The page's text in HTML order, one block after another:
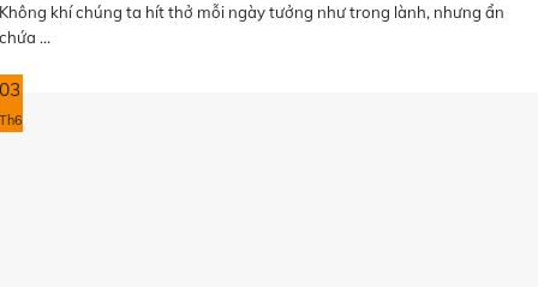
Không khí chúng ta hít thở mỗi ngày tưởng như trong lành, nhưng ẩn
chứa ...
03
Th6